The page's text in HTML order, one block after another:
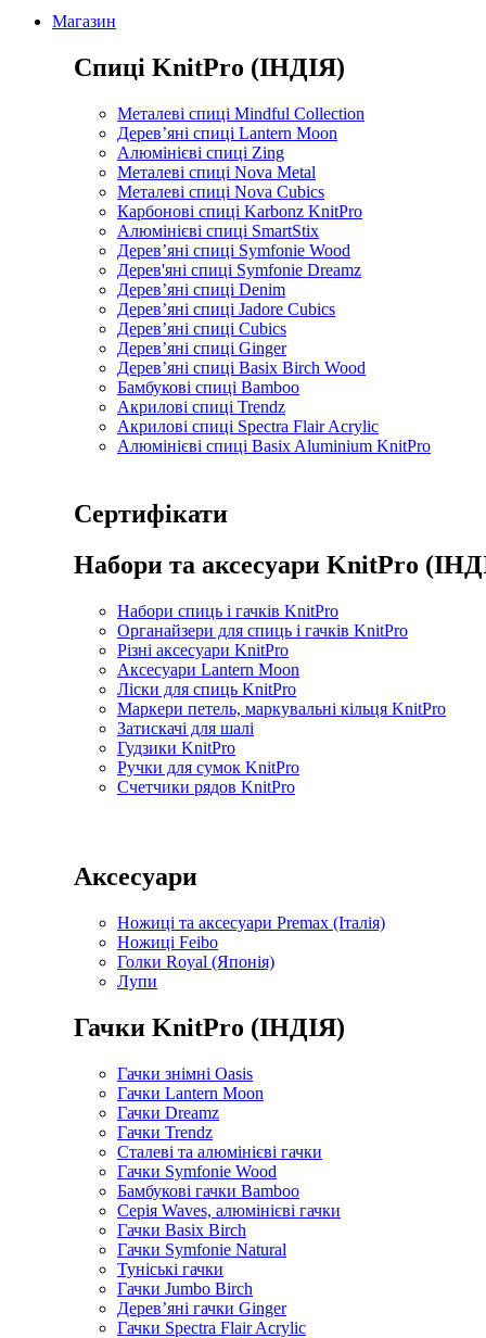
Магазин
Спиці KnitPro (ІНДІЯ)
Металеві спиці Mindful Collection
Дерев’яні спиці Lantern Moon
Алюмінієві спиці Zing
Металеві спиці Nova Metal
Металеві спиці Nova Cubics
Карбонові спиці Karbonz KnitPro
Алюмінієві спиці SmartStix
Дерев’яні спиці Symfonie Wood
Дерев'яні спиці Symfonie Dreamz
Дерев’яні спиці Denim
Дерев’яні спиці Jadore Cubics
Дерев’яні спиці Cubics
Дерев’яні спиці Ginger
Дерев’яні спиці Basix Birch Wood
Бамбукові спиці Bamboo
Акрилові спиці Trendz
Акрилові спиці Spectra Flair Acrylic
Алюмінієві спиці Basix Aluminium KnitPro
Сертифікати
Набори та аксесуари KnitPro
Набори спиць і гачків KnitPro
Органайзери для спиць і гачків KnitPro
Різні аксесуари KnitPro
Аксесуари Lantern Moon
Ліски для спиць KnitPro
Маркери петель, маркувальні кільця KnitPro
Затискачі для шалі
Гудзики KnitPro
Ручки для сумок KnitPro
Счетчики рядов KnitPro
Аксесуари
Ножиці та аксесуари Premax (Італія)
Ножиці Feibo
Голки Royal (Японія)
Лупи
Гачки KnitPro (ІНДІЯ)
Гачки знімні Oasis
Гачки Lantern Moon
Гачки Dreamz
Гачки Trendz
Сталеві та алюмінієві гачки
Гачки Symfonie Wood
Бамбукові гачки Bamboo
Серія Waves, алюмінієві гачки
Гачки Basix Birch
Гачки Symfonie Natural
Туніські гачки
Гачки Jumbo Birch
Дерев’яні гачки Ginger
Гачки Spectra Flair Acrylic